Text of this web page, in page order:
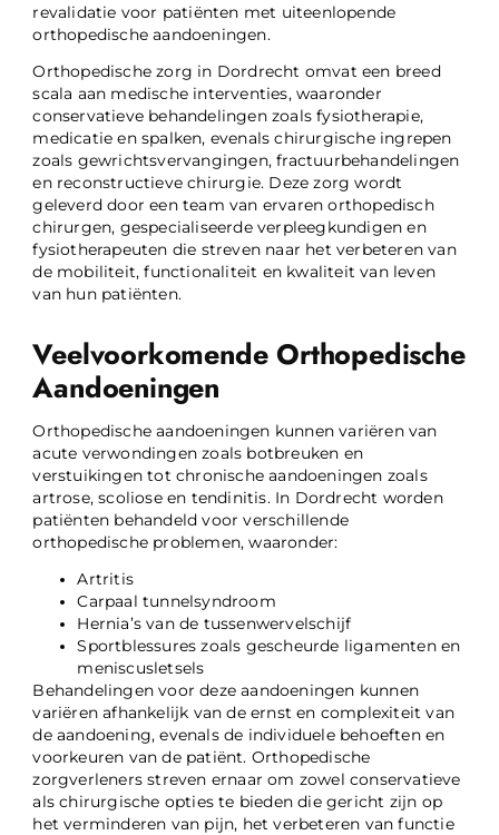
revalidatie voor patiënten met uiteenlopende
orthopedische aandoeningen.
Orthopedische zorg in Dordrecht omvat een breed
scala aan medische interventies, waaronder
conservatieve behandelingen zoals fysiotherapie,
medicatie en spalken, evenals chirurgische ingrepen
zoals gewrichtsvervangingen, fractuurbehandelingen
en reconstructieve chirurgie. Deze zorg wordt
geleverd door een team van ervaren orthopedisch
chirurgen, gespecialiseerde verpleegkundigen en
fysiotherapeuten die streven naar het verbeteren van
de mobiliteit, functionaliteit en kwaliteit van leven
van hun patiënten.
Veelvoorkomende Orthopedische
Aandoeningen
Orthopedische aandoeningen kunnen variëren van
acute verwondingen zoals botbreuken en
verstuikingen tot chronische aandoeningen zoals
artrose, scoliose en tendinitis. In Dordrecht worden
patiënten behandeld voor verschillende
orthopedische problemen, waaronder:
Artritis
Carpaal tunnelsyndroom
Hernia’s van de tussenwervelschijf
Sportblessures zoals gescheurde ligamenten en
meniscusletsels
Behandelingen voor deze aandoeningen kunnen
variëren afhankelijk van de ernst en complexiteit van
de aandoening, evenals de individuele behoeften en
voorkeuren van de patiënt. Orthopedische
zorgverleners streven ernaar om zowel conservatieve
als chirurgische opties te bieden die gericht zijn op
het verminderen van pijn, het verbeteren van functie